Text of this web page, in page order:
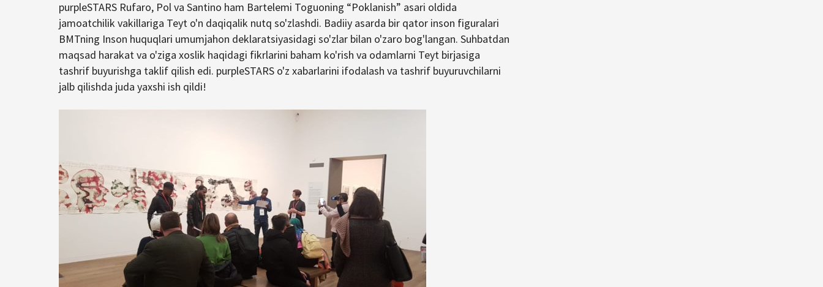
purpleSTARS Rufaro, Pol va Santino ham Bartelemi Toguoning “Poklanish” asari oldida
jamoatchilik vakillariga Teyt o'n daqiqalik nutq so'zlashdi. Badiiy asarda bir qator inson figuralari
BMTning Inson huquqlari umumjahon deklaratsiyasidagi so'zlar bilan o'zaro bog'langan. Suhbatdan
maqsad harakat va o'ziga xoslik haqidagi fikrlarini baham ko'rish va odamlarni Teyt birjasiga
tashrif buyurishga taklif qilish edi. purpleSTARS o'z xabarlarini ifodalash va tashrif buyuruvchilarni
jalb qilishda juda yaxshi ish qildi!